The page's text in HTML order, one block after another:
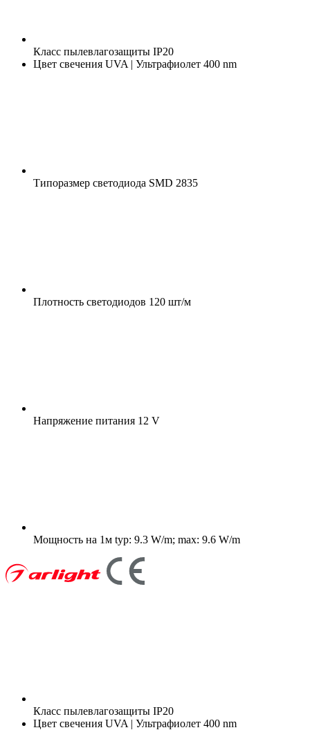
Класс пылевлагозащиты IP20
Цвет свечения UVA | Ультрафиолет 400 nm
Типоразмер светодиода SMD 2835
Плотность светодиодов 120 шт/м
Напряжение питания 12 V
Мощность на 1м typ: 9.3 W/m; max: 9.6 W/m
Класс пылевлагозащиты IP20
Цвет свечения UVA | Ультрафиолет 400 nm